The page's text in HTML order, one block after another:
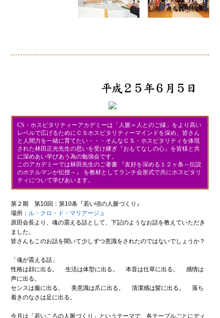
CS・ホスピタリティーアカデミーは「人脈＝人とのご縁」をより高い
レベルで広げるためにＣＳホスピタリティーマインドを深め、皆さん
と人間力を一緒に育てたい・・・そんなＣＳ・ホスピタリティを体現
された林田正光先生の思いを受け継ぎ『おもてなしの心』を皆様と共
に深めあい学びあう為の勉強会です。
このアカデミーでは林田先生のご著書 『友好を深める１２ヶ条～伝説
のホテルマンが伝授～』 を教材としてランチ会形式で共にホスピタリ
ティについて学びあいます。
第２期 第10回：第10条『若い頃の人脈づくり』
場所： ル・クロ・ド・マリアージュ
原田会長より、魂の震える話として、下記のようなお話を教えていただき
ました。
皆さんもこのお話を聞いて少しずつ意識をされたのではないでしょうか？
「魂が震える話」
性格は顔に出る。 生活は体型に出る。 本音は仕草に出る。 感情は
声に出る。
センスは服に出る。 美意識は爪に出る。 清潔感は髪に出る。 落ち
着きのなさは足に出る。
今月は「若いころの人脈づくり」というテーマで、各テーブルごとにディ